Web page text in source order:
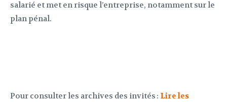
salarié et met en risque l’entreprise, notamment sur le
plan pénal.
Pour consulter les archives des invités : Lire les